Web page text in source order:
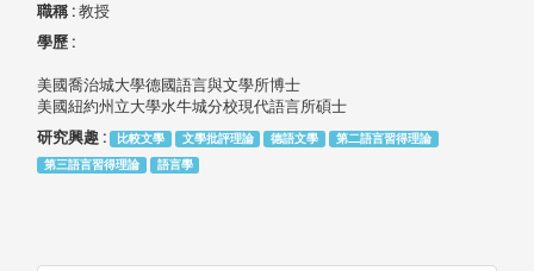
職稱 : 教授
學歷 :
美國喬治城大學德國語言與文學所博士
美國紐約州立大學水牛城分校現代語言所碩士
研究興趣 :
比較文學 文學批評理論 德語文學
第二語言習得理論
第三語言習得理論
語言學